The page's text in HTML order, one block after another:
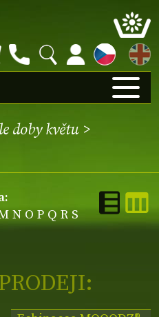
EN
doby květu >
N O P Q R S